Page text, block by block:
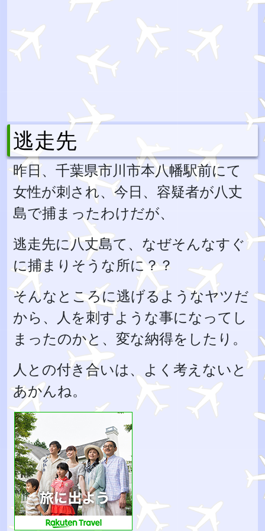
逃走先
昨日、千葉県市川市本八幡駅前にて
女性が刺され、今日、容疑者が八丈
島で捕まったわけだが、
逃走先に八丈島て、なぜそんなすぐ
に捕まりそうな所に？？
そんなところに逃げるようなヤツだ
から、人を刺すような事になってし
まったのかと、変な納得をしたり。
人との付き合いは、よく考えないと
あかんね。